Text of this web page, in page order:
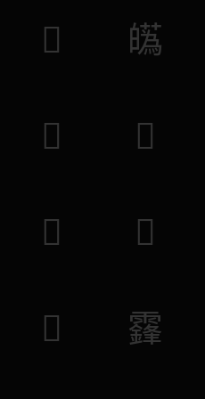
𪔎 𤾸
𥎙 𨘅
𥼻 𦫞
𪄬 𩆨